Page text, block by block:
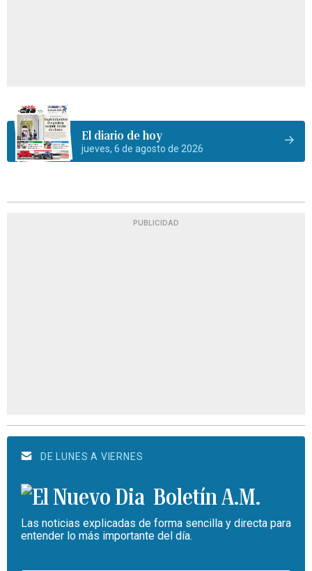
El diario de hoy
jueves, 6 de agosto de 2026
PUBLICIDAD
DE LUNES A VIERNES
Boletín A.M.
Las noticias explicadas de forma sencilla y directa para
entender lo más importante del día.